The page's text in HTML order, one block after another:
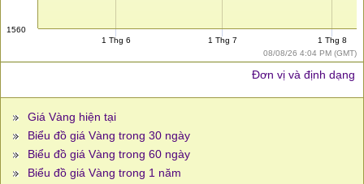
08/08/26 4:04 PM (GMT)
1560
1 Thg 6 1 Thg 7 1 Thg 8
Đơn vị và định dạng
Giá Vàng hiện tại
Biểu đồ giá Vàng trong 30 ngày
Biểu đồ giá Vàng trong 60 ngày
Biểu đồ giá Vàng trong 1 năm